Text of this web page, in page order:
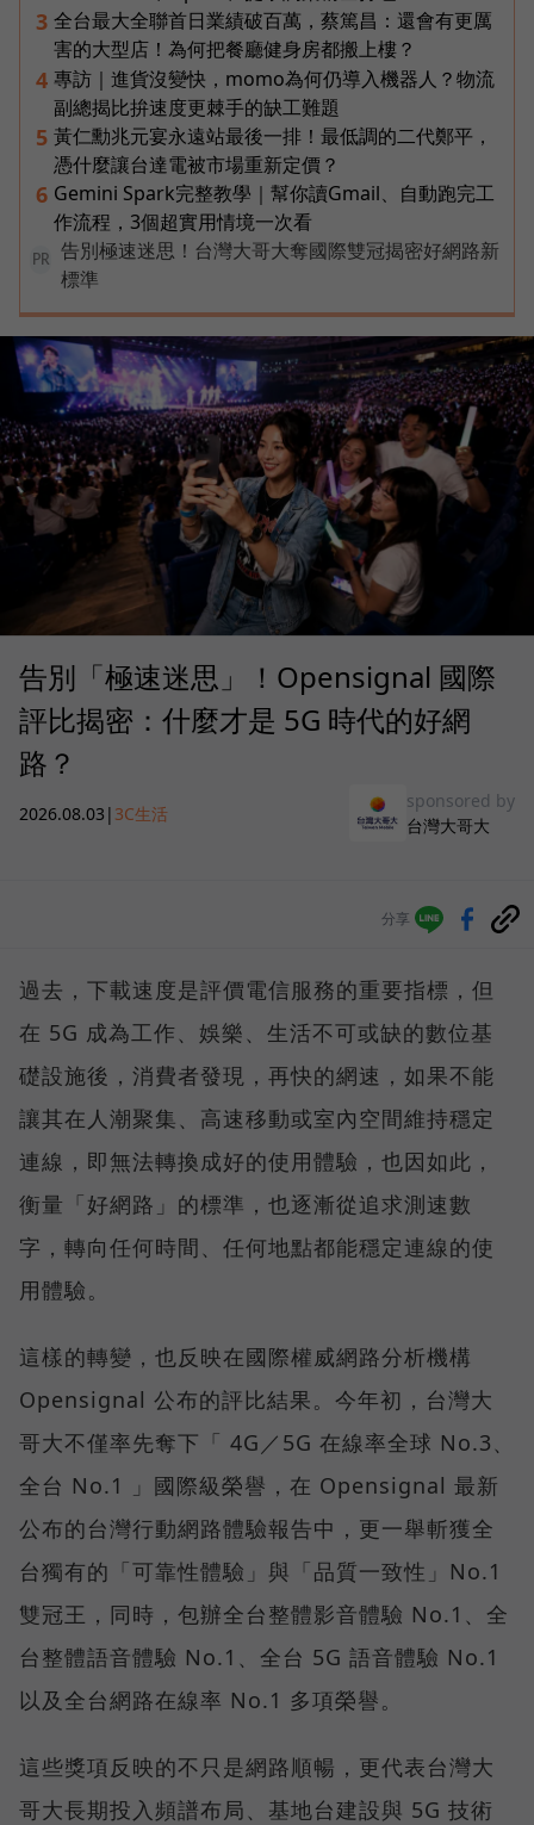
3 全台最大全聯首日業績破百萬，蔡篤昌：還會有更厲
害的大型店！為何把餐廳健身房都搬上樓？
4 專訪｜進貨沒變快，momo為何仍導入機器人？物流
副總揭比拚速度更棘手的缺工難題
5 黃仁勳兆元宴永遠站最後一排！最低調的二代鄭平，
憑什麼讓台達電被市場重新定價？
6 Gemini Spark完整教學｜幫你讀Gmail、自動跑完工
作流程，3個超實用情境一次看
PR
告別極速迷思！台灣大哥大奪國際雙冠揭密好網路新
標準
告別「極速迷思」！Opensignal 國際
評比揭密：什麼才是 5G 時代的好網
路？
2026.08.03 | 3C生活
sponsored by
台灣大哥大
分享
過去，下載速度是評價電信服務的重要指標，但
在 5G 成為工作、娛樂、生活不可或缺的數位基
礎設施後，消費者發現，再快的網速，如果不能
讓其在人潮聚集、高速移動或室內空間維持穩定
連線，即無法轉換成好的使用體驗，也因如此，
衡量「好網路」的標準，也逐漸從追求測速數
字，轉向任何時間、任何地點都能穩定連線的使
用體驗。
這樣的轉變，也反映在國際權威網路分析機構
Opensignal 公布的評比結果。今年初，台灣大
哥大不僅率先奪下「 4G／5G 在線率全球 No.3、
全台 No.1 」國際級榮譽，在 Opensignal 最新
公布的台灣行動網路體驗報告中，更一舉斬獲全
台獨有的「可靠性體驗」與「品質一致性」No.1
雙冠王，同時，包辦全台整體影音體驗 No.1、全
台整體語音體驗 No.1、全台 5G 語音體驗 No.1
以及全台網路在線率 No.1 多項榮譽。
這些獎項反映的不只是網路順暢，更代表台灣大
哥大長期投入頻譜布局、基地台建設與 5G 技術